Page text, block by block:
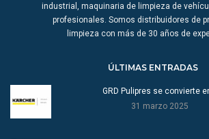
industrial, maquinaria de limpieza de
profesionales. Somos distribuidores de
limpieza con más de 30 años de
ÚLTIMAS ENTRADAS
GRD Pulipres se convierte
31 marzo 2025